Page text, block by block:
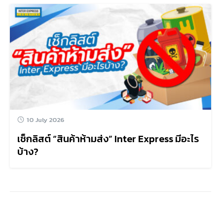
10 July 2026
เช็กลิสต์ “สินค้าห้ามส่ง” Inter Express มีอะไร
บ้าง?